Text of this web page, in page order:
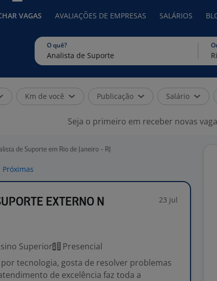
VAGAS AVALIAÇÕES DE EMPRESAS SALÁRIOS
O quê?
Km de você Publicação Salário
Seja o primeiro em receber novas
de Suporte em Rio de Janeiro - RJ
Próximas
EXTERNO N 23 jul
Superior
Presencial
tecnologia, gosta de resolver problemas
de excelência faz toda a